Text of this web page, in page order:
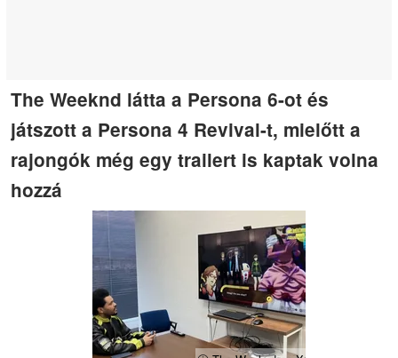
The Weeknd látta a Persona 6-ot és
játszott a Persona 4 Revival-t, mielőtt a
rajongók még egy trailert is kaptak volna
hozzá